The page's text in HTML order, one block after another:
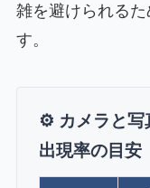
雑を避けられる
す。
⚙️ カメラと写
出現率の目安